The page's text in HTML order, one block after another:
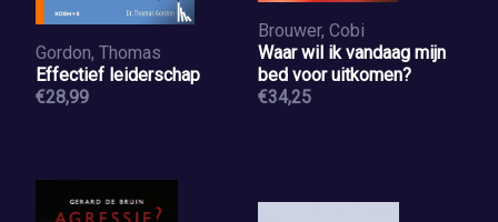
Gordon, Thomas
Effectief leiderschap
€28,99
Brouwer, Cobi
Waar wil ik vandaag mijn
bed voor uitkomen?
€34,25